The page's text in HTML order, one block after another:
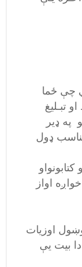
چې ځما
تبـلیغ
په ډیر
ډول
اواز
اوزیات
بیت یې